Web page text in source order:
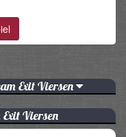
Exit Viersen
Viersen